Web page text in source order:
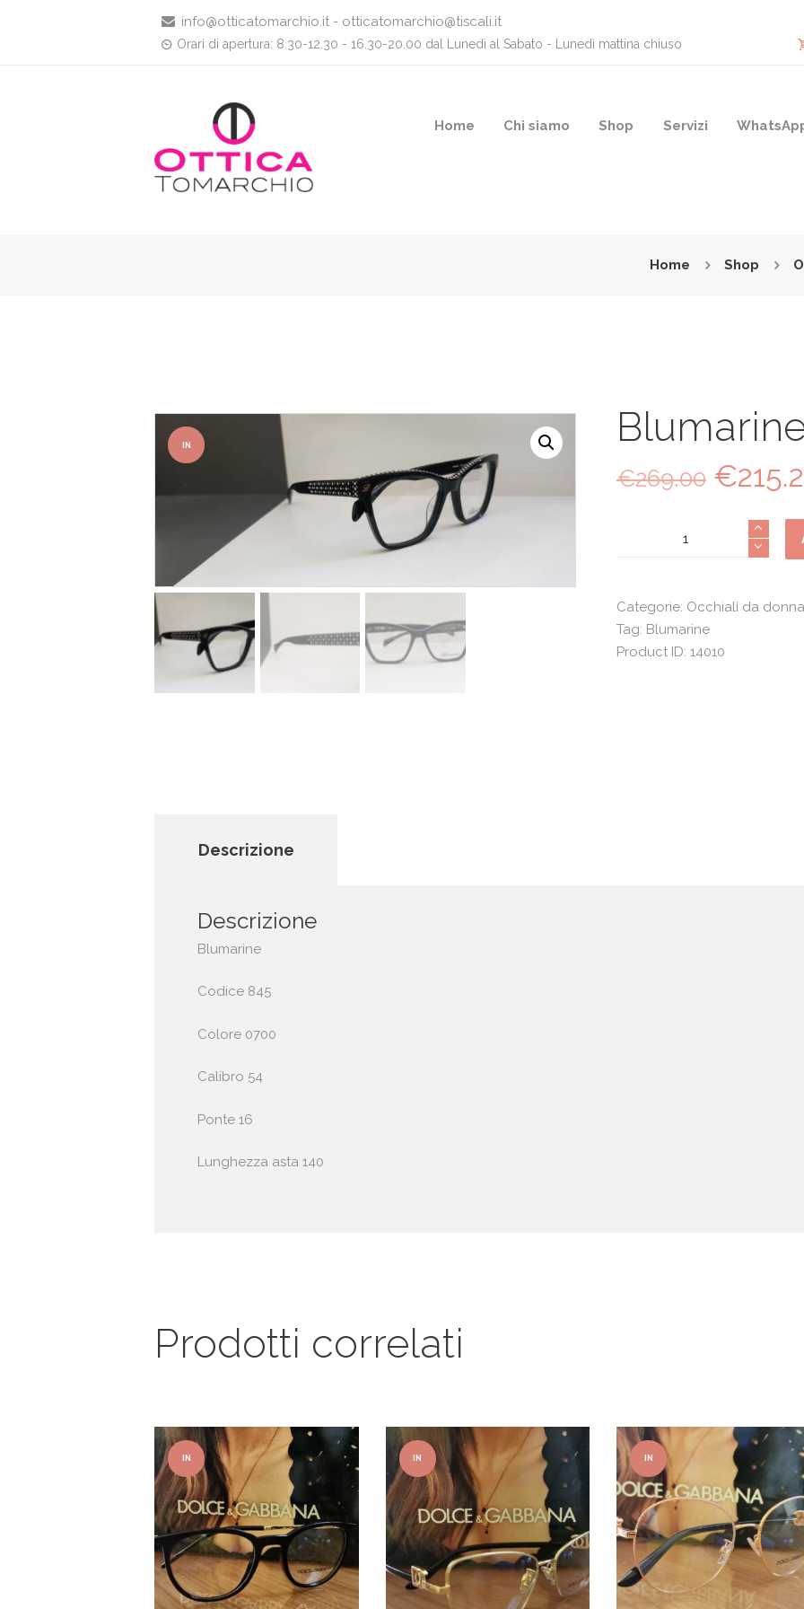
info@otticatomarchio.it - otticatomarchio@tiscali.it
Orari di apertura: 8.30-12.30 - 16.30-20.00 dal Lunedì al Sabato - Lunedì mattina chiuso
Home Chi siamo Shop Servizi
Home Shop
IN
€269.00 Il
prezzo
era:
€
Categorie: Occhiali da donna
Tag: Blumarine
Product ID: 14010
Descrizione
Descrizione
Blumarine
Codice 845
Colore 0700
Calibro 54
Ponte 16
Lunghezza asta 140
Prodotti correlati
IN
OFFER
TA!
IN
OFFER
TA!
IN
OFFER
TA!